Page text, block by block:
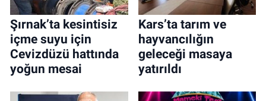
Şırnak’ta kesintisiz
içme suyu için
Cevizdüzü hattında
yoğun mesai
Kars’ta tarım ve
hayvancılığın
geleceği masaya
yatırıldı